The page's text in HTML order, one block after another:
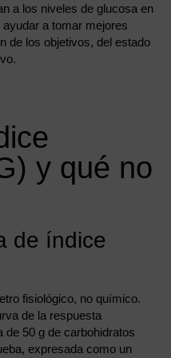
a los niveles de glucosa en
a tomar mejores
de los objetivos, del estado
y qué no
de índice
fisiológico, no químico.
de la respuesta
de 50 g de carbohidratos
expresada como un